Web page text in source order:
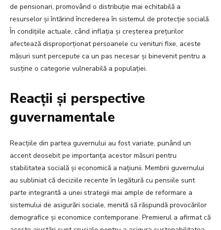
de pensionari, promovând o distribuție mai echitabilă a
resurselor și întărind încrederea în sistemul de protecție socială.
În condițiile actuale, când inflația și creșterea prețurilor
afectează disproporționat persoanele cu venituri fixe, aceste
măsuri sunt percepute ca un pas necesar și binevenit pentru a
susține o categorie vulnerabilă a populației.
Reacții și perspective
guvernamentale
Reacțiile din partea guvernului au fost variate, punând un
accent deosebit pe importanța acestor măsuri pentru
stabilitatea socială și economică a națiunii. Membrii guvernului
au subliniat că deciziile recente în legătură cu pensiile sunt
parte integrantă a unei strategii mai ample de reformare a
sistemului de asigurări sociale, menită să răspundă provocărilor
demografice și economice contemporane. Premierul a afirmat că